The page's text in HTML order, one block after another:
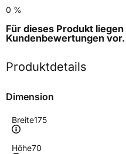
0 %
Für dieses Produkt
Kundenbewertungen vor.
Produktdetails
Dimension
Breite175
Höhe70